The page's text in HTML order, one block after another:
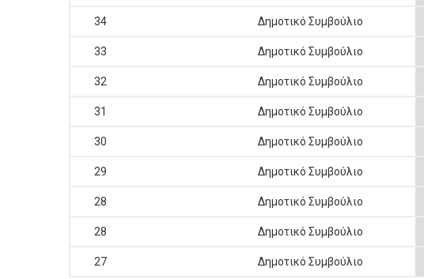
34 Δημοτικό Συμβούλιο
33 Δημοτικό Συμβούλιο
32 Δημοτικό Συμβούλιο
31 Δημοτικό Συμβούλιο
30 Δημοτικό Συμβούλιο
29 Δημοτικό Συμβούλιο
28 Δημοτικό Συμβούλιο
28 Δημοτικό Συμβούλιο
27 Δημοτικό Συμβούλιο